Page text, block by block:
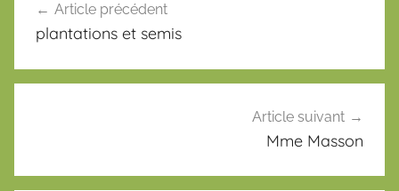
de
Article précédent
plantations et semis
Article suivant
Mme Masson